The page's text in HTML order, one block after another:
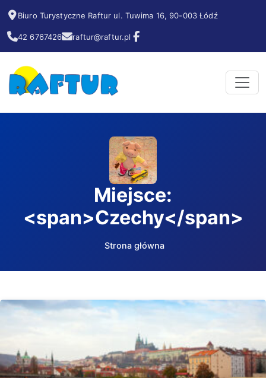
Biuro Turystyczne Raftur ul. Tuwima 16, 90-003 Łódź
42 6767426 raftur@raftur.pl
Miejsce:
<span>Czechy</span>
Strona główna